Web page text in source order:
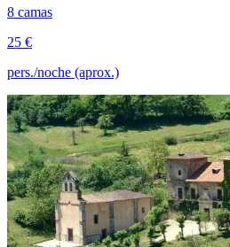
8 camas
25 €
pers./noche (aprox.)